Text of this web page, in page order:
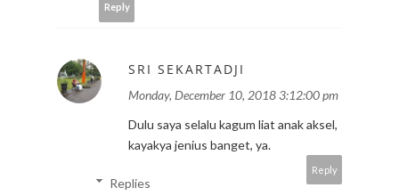
Reply
SRI SEKARTADJI
Monday, December 10, 2018 3:12:00 pm
Dulu saya selalu kagum liat anak aksel,
kayakya jenius banget, ya.
Reply
Replies